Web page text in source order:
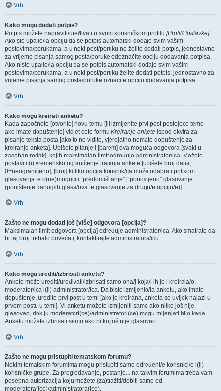
Vrh
Kako mogu dodati potpis?
Potpis možete napraviti/uređivati u svom korisničkom profilu [Profil/Postavke].
Ako ste upalio/la opciju da se potpis automatski dodaje svim vašim
postovima/porukama, a u neki post/poruku ne želite dodati potpis, jednostavno
za vrijeme pisanja samog posta/poruke odoznačite opciju dodavanja potpisa.
Ako niste upalio/la opciju da se potpis automatski dodaje svim vašim
postovima/porukama, a u neki post/poruku želite dodati potpis, jednostavno za
vrijeme pisanja samog posta/poruke označite opciju dodavanja potpisa.
Vrh
Kako mogu kreirati anketu?
Kada započnete [otvorite] novu temu [ili izmijenite prvi post postojeće teme -
ako imate dopuštenje] vidjet ćete formu Kreiranje ankete ispod okvira za
pisanje teksta posta [ako to ne vidite, vjerojatno nemate dopuštenje za
kreiranje anketa]. Upišete pitanje i [barem] dva moguća odgovora [svaki u
zaseban redak], kojih maksimalan limit određuje administrator/ica. Možete
postaviti (i) vremensko ograničenje trajanja ankete [upišete broj dana;
0=neograničeno], [broj] koliko opcija korisnik/ca može odabrati prilikom
glasovanja te o(ne)mogućiti “predomišljanje” [“ponovljeno” glasovanje
(poništenje danog/ih glasa/ova te glasovanje za drugu/e opciju/e)].
Vrh
Zašto ne mogu dodati još [više] odgovora [opcija]?
Maksimalan limit odgovora [opcija] određuje administrator/ica. Ako smatrate da
bi taj broj trebalo povećati, kontaktirajte administratora/icu.
Vrh
Kako mogu urediti/izbrisati anketu?
Ankete može urediti/uređivati/izbrisati samo ona/j koja/i ih je i kreirala/o,
moderator/ica i(li) administrator/ica. Da biste izmijenio/la anketu, ako imate
dopuštenje, uredite prvi post u temi [ako je kreirana, anketa se uvijek nalazi u
prvom postu u temi]. Vi anketu možete izmijeniti samo ako nitko još nije
glasovao, dok ju moderatori(ce)/administratori(ce) mogu mijenjati bilo kada.
Anketu možete izbrisati samo ako nitko još nije glasovao.
Vrh
Zašto ne mogu pristupiti tematskom forumu?
Nekim tematskim forumima mogu pristupiti samo određeni/e korisnici/e i(li)
korisničke grupe. Za pregledavanje, postanje... na takvim forumima treba vam
posebna autorizacija koju možete (za)tražiti/dobiti samo od
moderatora(ice)/administratora(ice).